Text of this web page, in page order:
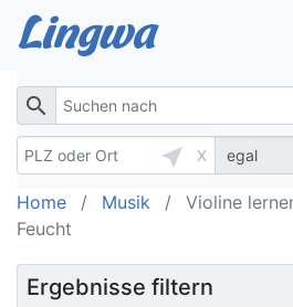
search
near_me
X
Home Musik
Violine
Feucht
Ergebnisse filtern